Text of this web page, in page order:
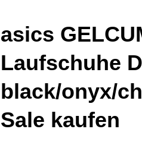
asics
Laufschuhe
black/onyx/
Sale kaufen